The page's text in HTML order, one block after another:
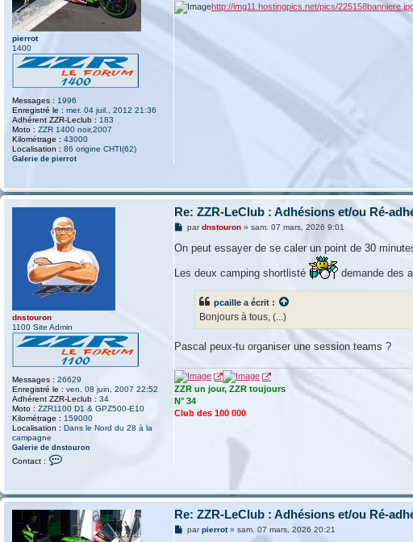
pierrot
1400
Messages : 1996
Enregistré le : mer. 04 juil., 2012 21:36
Adhérent ZZR-Leclub : 183
Moto : ZZR 1400 noir,2007
Kilométrage : 43000
Localisation : 86 origine CHTI(62)
Galerie de pierrot
http://img11.hostingpics.net/pics/
dnstouron
1100 Site Admin
Messages : 26629
Enregistré le : ven. 08 juin, 2007 22:52
Adhérent ZZR-Leclub : 34
Moto : ZZR1100 D1 & GPZ500-E10
Kilométrage : 159000
Localisation : Dans le Nord du 28 à la
campagne
Galerie de dnstouron
Contact :
a
c
Re: ZZR-LeClub : Adhésions et/ou Ré-
M
s
g
pardnstouron» sam. 07 mars, 2026 9:01
On peut essayer de se caler un point de 30
Les deux camping shortlisté demande des
pcaille a écrit :
Bonjours à tous, (...)
Pascal peux-tu organiser une session teams ?
ZZR un jour, ZZR toujours
N° 34
Club des 100 000
Re: ZZR-LeClub : Adhésions et/ou Ré-
Mparpierrot» sam. 07 mars, 2026 20:21